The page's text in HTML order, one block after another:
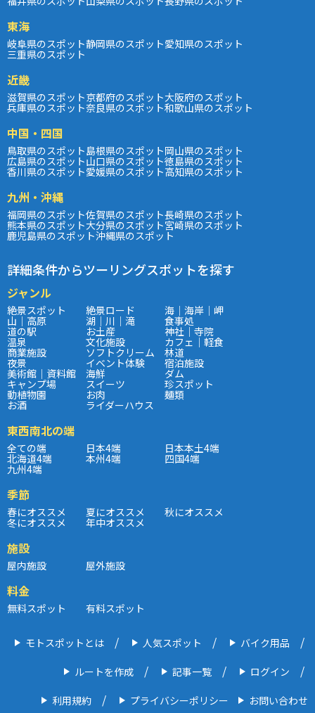
東海
岐阜県のスポット静岡県のスポット愛知県のスポット
三重県のスポット
近畿
滋賀県のスポット京都府のスポット大阪府のスポット
兵庫県のスポット奈良県のスポット和歌山県のスポット
中国・四国
鳥取県のスポット島根県のスポット岡山県のスポット
広島県のスポット山口県のスポット徳島県のスポット
香川県のスポット愛媛県のスポット高知県のスポット
九州・沖縄
福岡県のスポット佐賀県のスポット長崎県のスポット
熊本県のスポット大分県のスポット宮崎県のスポット
鹿児島県のスポット沖縄県のスポット
詳細条件からツーリングスポットを探す
ジャンル
絶景スポット 絶景ロード 海｜海岸｜岬
山｜高原 湖｜川｜滝 食事処
道の駅 お土産 神社｜寺院
温泉 文化施設 カフェ｜軽食
商業施設 ソフトクリーム 林道
夜景 イベント体験 宿泊施設
美術館｜資料館 海鮮 ダム
キャンプ場 スイーツ 珍スポット
動植物園 お肉 麺類
お酒 ライダーハウス
東西南北の端
全ての端 日本4端 日本本土4端
北海道4端 本州4端 四国4端
九州4端
季節
春にオススメ 夏にオススメ 秋にオススメ
冬にオススメ 年中オススメ
施設
屋内施設 屋外施設
料金
無料スポット 有料スポット
モトスポットとは 人気スポット バイク用品
ルートを作成 記事一覧 ログイン
利用規約 プライバシーポリシー お問い合わせ